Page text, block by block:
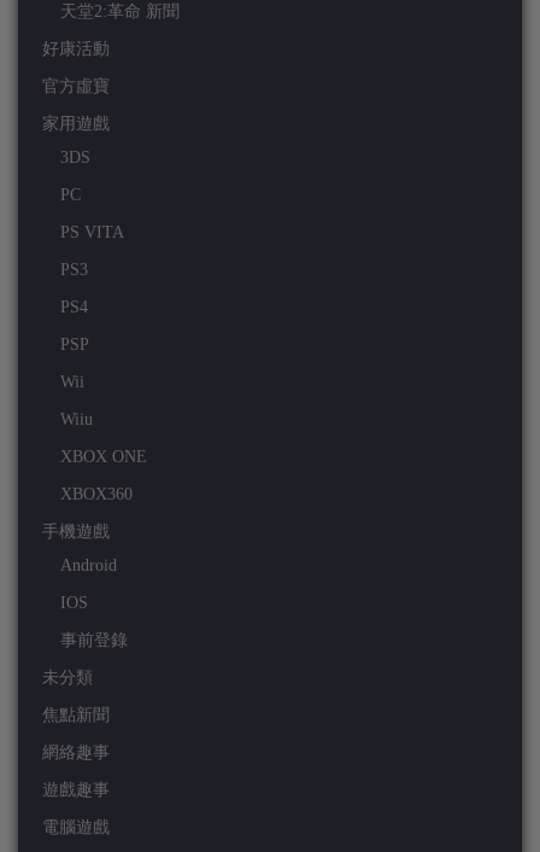
天堂2:革命 新聞
好康活動
官方虛寶
家用遊戲
3DS
PC
PS VITA
PS3
PS4
PSP
Wii
Wiiu
XBOX ONE
XBOX360
手機遊戲
Android
IOS
事前登錄
未分類
焦點新聞
網絡趣事
遊戲趣事
電腦遊戲